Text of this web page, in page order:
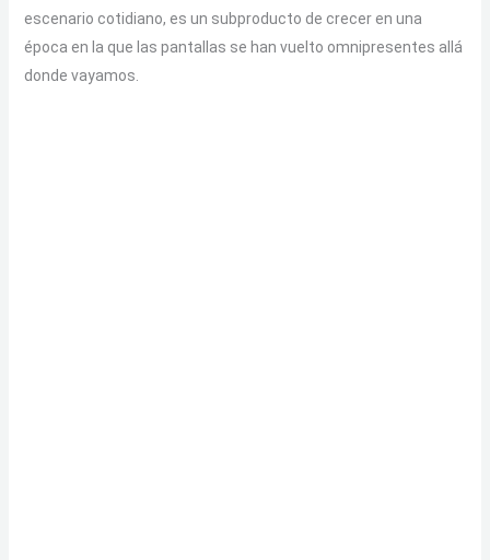
escenario cotidiano, es un subproducto de crecer en una
época en la que las pantallas se han vuelto omnipresentes allá
donde vayamos.